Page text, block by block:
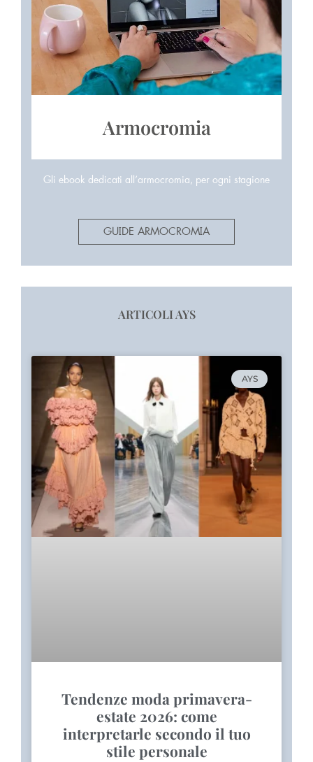
Armocromia
Gli ebook dedicati all’armocromia, per ogni stagione
GUIDE ARMOCROMIA
ARTICOLI AYS
AYS
Tendenze moda primavera-
estate 2026: come
interpretarle secondo il tuo
stile personale